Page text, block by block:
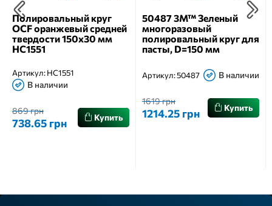
Полировальный круг
OCF оранжевый средней
твердости 150х30 мм
HC1551
Артикул:HC1551
В наличии
869 грн
738.65 грн Купить
50487 3М™ Зеленый
многоразовый
полировальный круг для
пасты, D=150 мм
Артикул:50487 В наличии
1619 грн
1214.25 грн Купить